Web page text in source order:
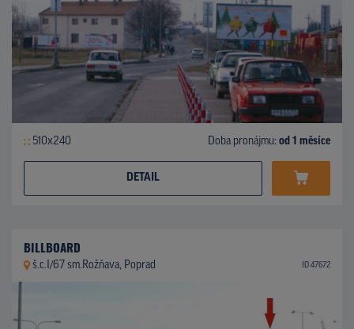
510x240 Doba pronájmu: od 1 měsíce
DETAIL
BILLBOARD
š.c.I/67 sm.Rožňava, Poprad ID 47672